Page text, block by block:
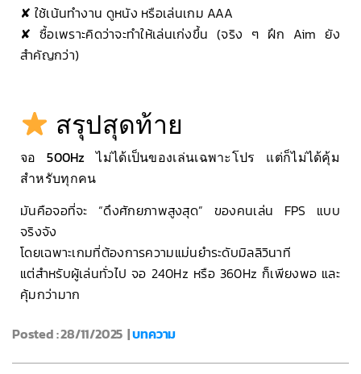
✘ ใช้เน้นทำงาน ดูหนัง หรือเล่นเกม AAA
✘ ซื้อเพราะคิดว่าจะทำให้เล่นเก่งขึ้น (จริง ๆ ฝึก Aim ยัง
สำคัญกว่า)
สรุปสุดท้าย
จอ 500Hz ไม่ได้เป็นของเล่นเฉพาะโปร แต่ก็ไม่ได้คุ้ม
สำหรับทุกคน
มันคือจอที่จะ “ดึงศักยภาพสูงสุด” ของคนเล่น FPS แบบ
จริงจัง
โดยเฉพาะเกมที่ต้องการความแม่นยำระดับมิลลิวินาที
แต่สำหรับผู้เล่นทั่วไป จอ 240Hz หรือ 360Hz ก็เพียงพอ และ
คุ้มกว่ามาก
Posted : 28/11/2025 |บทความ